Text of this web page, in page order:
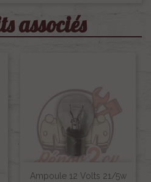
associés
Ampoule 12 Volts 21/5w